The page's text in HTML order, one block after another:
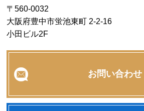
〒560-0032
大阪府豊中市蛍池東町 2-2-16
小田ビル2F
お問い合わせ